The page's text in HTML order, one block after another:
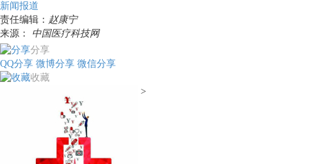
新闻报道
责任编辑： 赵康宁
来源：
中国医疗科技网
分享
QQ分享 微博分享 微信分享
收藏
>